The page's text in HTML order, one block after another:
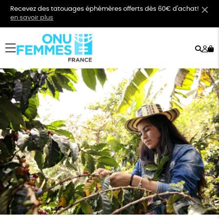
Recevez des tatouages éphémères offerts dès 60€ d'achat!
en savoir plus
menu